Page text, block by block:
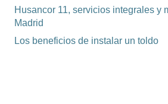
Husancor 11, servicios integrales y
Madrid
Los beneficios de instalar un toldo